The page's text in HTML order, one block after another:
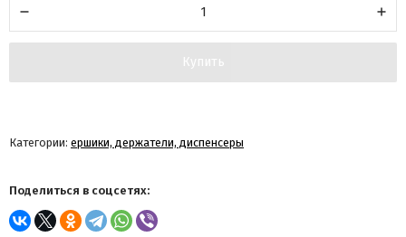
Купить
Категории: ершики, держатели, диспенсеры
Поделиться в соцсетях: